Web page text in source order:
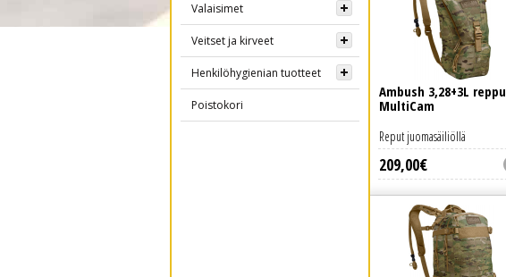
Valaisimet
Veitset ja kirveet
Henkilöhygienian tuotteet
Poistokori
Ambush 3,28+3L reppu
MultiCam
209,00€
Reput juomasäiliöllä